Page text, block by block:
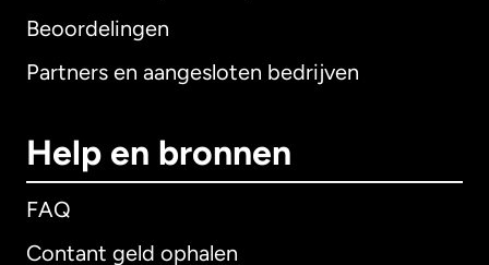
Beoordelingen
Partners en aangesloten bedrijven
Help en bronnen
FAQ
Contant geld ophalen